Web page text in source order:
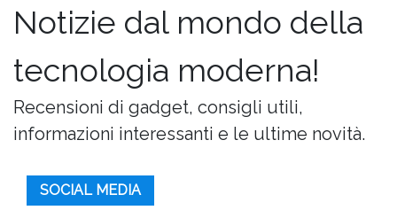
Notizie dal mondo della
tecnologia moderna!
Recensioni di gadget, consigli utili,
informazioni interessanti e le ultime novità.
SOCIAL MEDIA